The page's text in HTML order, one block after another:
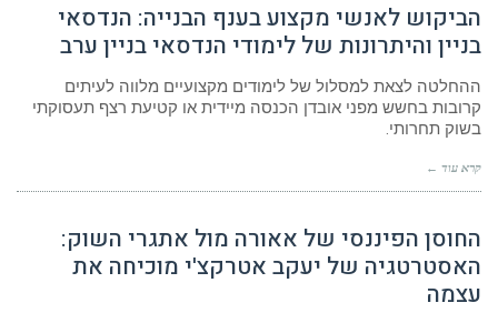
הביקוש לאנשי מקצוע בענף הבנייה: הנדסאי
בניין והיתרונות של לימודי הנדסאי בניין ערב
ההחלטה לצאת למסלול של לימודים מקצועיים מלווה לעיתים
קרובות בחשש מפני אובדן הכנסה מיידית או קטיעת רצף תעסוקתי
בשוק תחרותי.
קרא עוד ←
החוסן הפיננסי של אאורה מול אתגרי השוק:
האסטרטגיה של יעקב אטרקצ'י מוכיחה את
עצמה